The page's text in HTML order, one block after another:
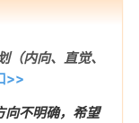
内向、直觉、
>>
向不明确，希望